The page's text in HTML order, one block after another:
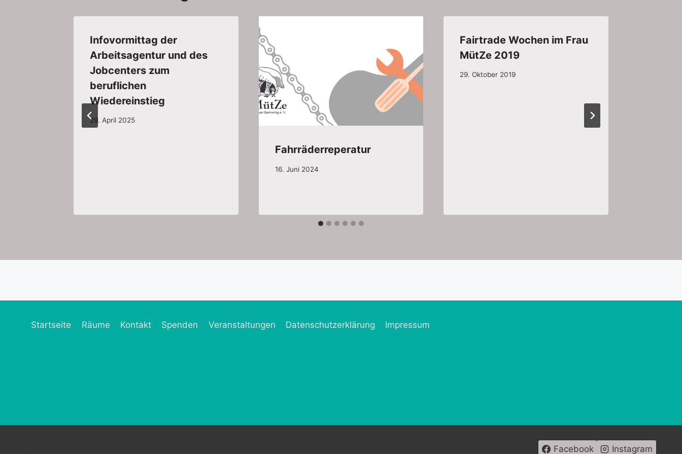
Infovormittag der
Arbeitsagentur und des
Jobcenters zum
beruflichen
Wiedereinstieg
29. April 2025
Fahrräderreperatur
16. Juni 2024
Fairtrade Wochen im Frau
MütZe 2019
29. Oktober 2019
Startseite Räume Kontakt Spenden Veranstaltungen Datenschutzerklärung Impressum
Facebook Instagram